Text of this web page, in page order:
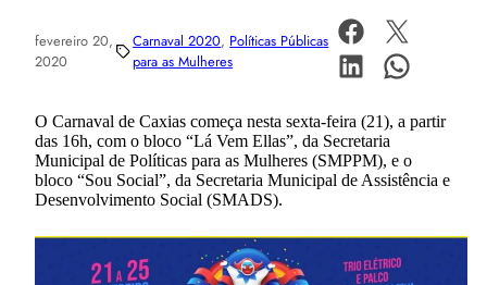
fevereiro 20,
2020
Carnaval 2020, Políticas Públicas
para as Mulheres
O Carnaval de Caxias começa nesta sexta-feira (21), a partir
das 16h, com o bloco “Lá Vem Ellas”, da Secretaria
Municipal de Políticas para as Mulheres (SMPPM), e o
bloco “Sou Social”, da Secretaria Municipal de Assistência e
Desenvolvimento Social (SMADS).